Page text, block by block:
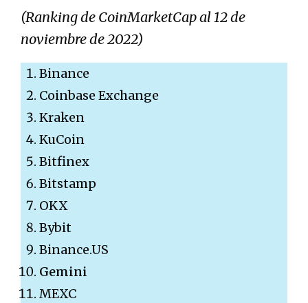
(Ranking de CoinMarketCap al 12 de
noviembre de 2022)
Binance
Coinbase Exchange
Kraken
KuCoin
Bitfinex
Bitstamp
OKX
Bybit
Binance.US
Gemini
MEXC